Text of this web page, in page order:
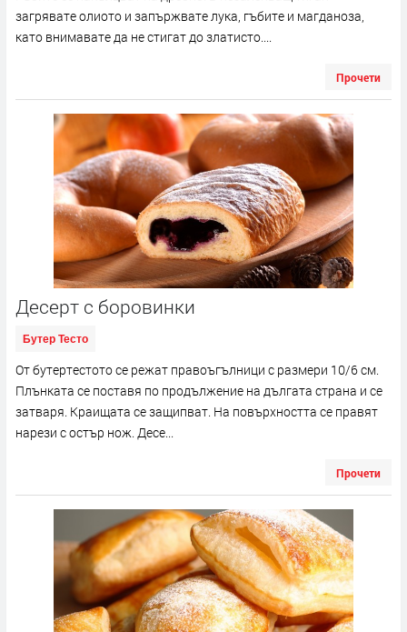
загрявате олиото и запържвате лука, гъбите и магданоза,
като внимавате да не стигат до златисто....
Прочети
Десерт с боровинки
Бутер Тесто
От бутертестото се режат правоъгълници с размери 10/6 см.
Плънката се поставя по продължение на дългата страна и се
затваря. Краищата се защипват. На повърхността се правят
нарези с остър нож. Десе...
Прочети